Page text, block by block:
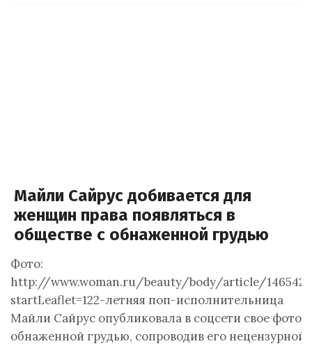
Майли Сайрус добивается для
женщин права появляться в
обществе с обнаженной грудью
Фото:
http://www.woman.ru/beauty/body/article/
startLeaflet=122-летняя поп-исполнительница
Майли Сайрус опубликовала в соцсети свое фото с
обнаженной грудью, сопроводив его нецензурной